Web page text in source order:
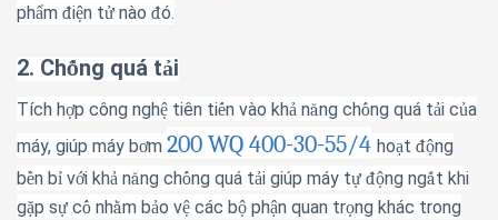
phẩm điện tử nào đó.
2. Chống quá tải
Tích hợp công nghệ tiên tiến vào khả năng chống quá tải của
máy, giúp máy bơm 200 WQ 400-30-55/4 hoạt động
bền bỉ với khả năng chống quá tải giúp máy tự động ngắt khi
gặp sự cố nhằm bảo vệ các bộ phận quan trọng khác trong